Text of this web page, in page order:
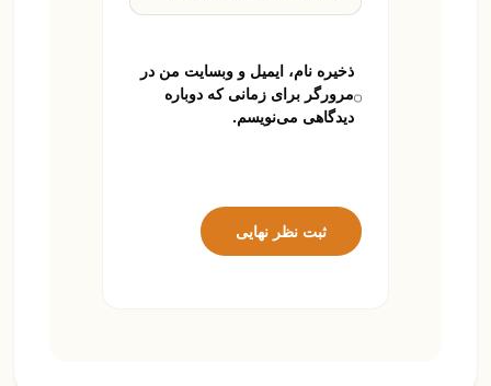
ذخیره نام، ایمیل و وبسایت من در
مرورگر برای زمانی که دوباره
دیدگاهی می‌نویسم.
ثبت نظر نهایی